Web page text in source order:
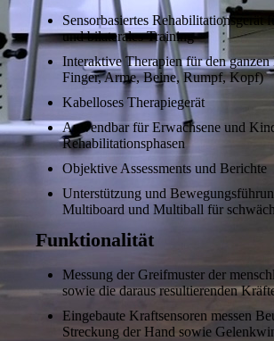
Sensorbasiertes Rehabilitationsgerät
und bilaterales Training
Interaktive Therapien für den
Finger, Arme, Beine, Rumpf, Kopf)
Kabelloses Therapiegerät
Anwendbar für Erwachsene und
Rehabilitationsphasen
Objektive Assessments und Berichte
Unterstützung und
Multiboard und Multiball für
Funktionalität
Messung der Greifmuster der
sowie die daraus resultierenden
Eingebaute Kraftsensoren messen
Streckung der Hand sowie